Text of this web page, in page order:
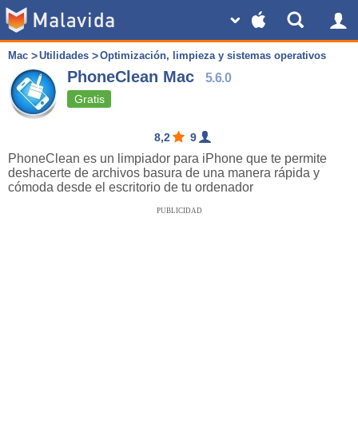
Mac Utilidades Optimización, limpieza y sistemas operativos
PhoneClean Mac 5.6.0
Gratis
8,2 9
PhoneClean es un limpiador para iPhone que te permite
deshacerte de archivos basura de una manera rápida y
cómoda desde el escritorio de tu ordenador
PUBLICIDAD